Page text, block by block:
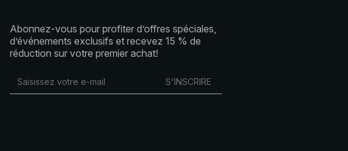
Abonnez-vous pour profiter d’offres spéciales,
d’événements exclusifs et recevez 15 % de
réduction sur votre premier achat!
S'INSCRIRE